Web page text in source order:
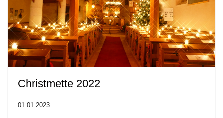
Christmette 2022
01.01.2023